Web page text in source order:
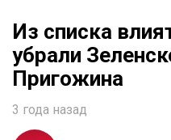
Из списка
убрали
Пригожина
3 года назад